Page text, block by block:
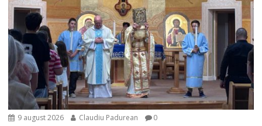
9 august 2026 Claudiu Padurean 0